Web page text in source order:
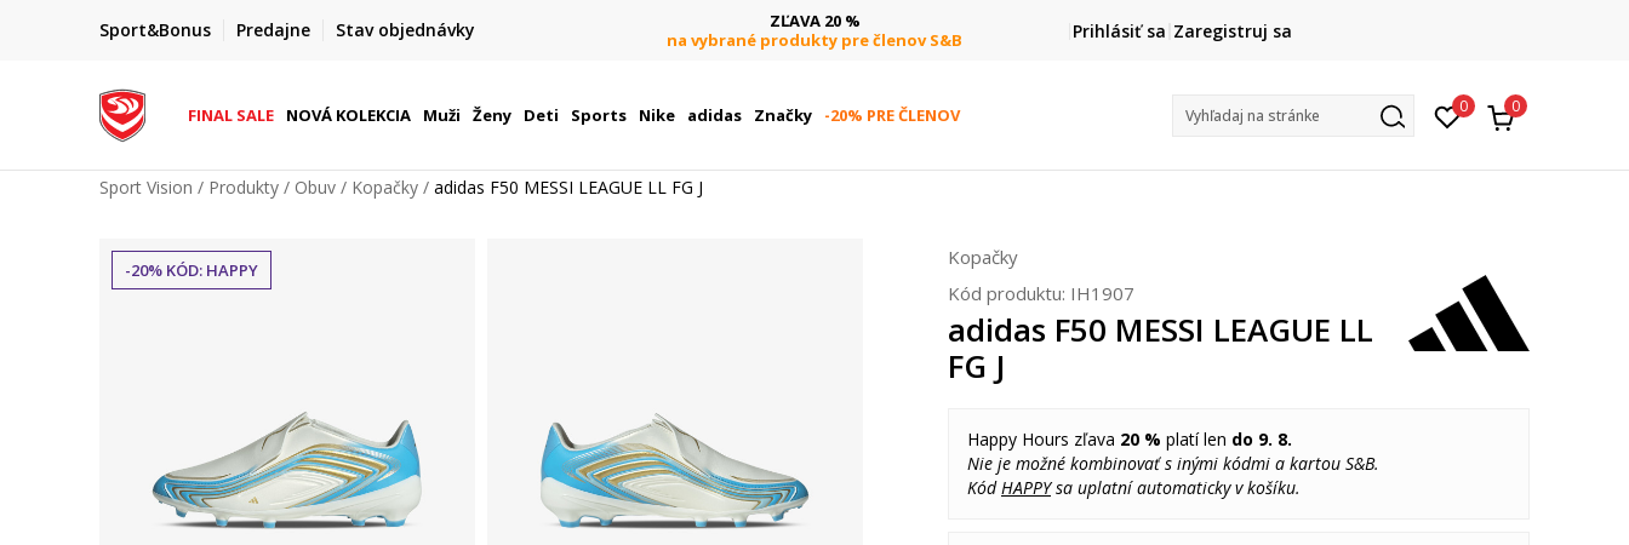
Sport&Bonus Predajne Stav objednávky
FINAL SALE AŽ -60 %
+ extra zľava 10 % len do 9. 8.
ZĽAVA 20 %
na vybrané produkty pre členov S&B
DOPRAVA ZADARMO
pri objednaní nad 80 € (neplatí pre Click&Collect)
Prihlásiť sa Zaregistruj sa
FINAL SALE NOVÁ KOLEKCIA Muži Ženy Deti Sports Nike adidas Značky -20% PRE ČLENOV Vyhľadaj na stránke 0 0
Sport Vision Produkty Obuv Kopačky adidas F50 MESSI LEAGUE LL FG J
-20% KÓD: HAPPY
Kopačky
Kód produktu: IH1907
adidas F50 MESSI LEAGUE LL
FG J
Happy Hours zľava 20 % platí len do 9. 8.
Nie je možné kombinovať s inými kódmi a kartou S&B.
KódHAPPYsa uplatní automaticky v košíku.